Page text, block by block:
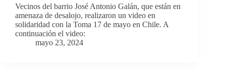
Vecinos del barrio José Antonio Galán, que están en
amenaza de desalojo, realizaron un video en
solidaridad con la Toma 17 de mayo en Chile. A
continuación el video:
mayo 23, 2024